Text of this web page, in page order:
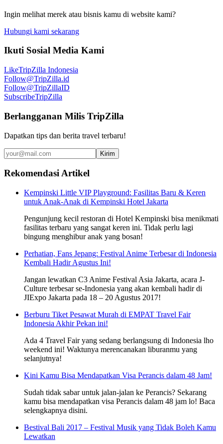
Ingin melihat merek atau bisnis kamu di website kami?
Hubungi kami sekarang
Ikuti Sosial Media Kami
LikeTripZilla Indonesia
Follow@TripZilla.id
Follow@TripZillaID
SubscribeTripZilla
Berlangganan Milis TripZilla
Dapatkan tips dan berita travel terbaru!
Kirim
Rekomendasi Artikel
Kempinski Little VIP Playground: Fasilitas Baru & Keren
untuk Anak-Anak di Kempinski Hotel Jakarta
Pengunjung kecil restoran di Hotel Kempinski bisa menikmati
fasilitas terbaru yang sangat keren ini. Tidak perlu lagi
bingung menghibur anak yang bosan!
Perhatian, Fans Jepang: Festival Anime Terbesar di Indonesia
Kembali Hadir Agustus Ini!
Jangan lewatkan C3 Anime Festival Asia Jakarta, acara J-
Culture terbesar se-Indonesia yang akan kembali hadir di
JIExpo Jakarta pada 18 – 20 Agustus 2017!
Berburu Tiket Pesawat Murah di EMPAT Travel Fair
Indonesia Akhir Pekan ini!
Ada 4 Travel Fair yang sedang berlangsung di Indonesia lho
weekend ini! Waktunya merencanakan liburanmu yang
selanjutnya!
Kini Kamu Bisa Mendapatkan Visa Perancis dalam 48 Jam!
Sudah tidak sabar untuk jalan-jalan ke Perancis? Sekarang
kamu bisa mendapatkan visa Perancis dalam 48 jam lo! Baca
selengkapnya disini.
Bestival Bali 2017 – Festival Musik yang Tidak Boleh Kamu
Lewatkan